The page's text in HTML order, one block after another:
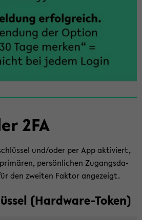
2FA
und/oder per App ak­ti­viert,
per­sön­li­chen Zu­gangs­da­
den zwei­ten Fak­tor an­ge­zeigt.
(Hardware-​Token)